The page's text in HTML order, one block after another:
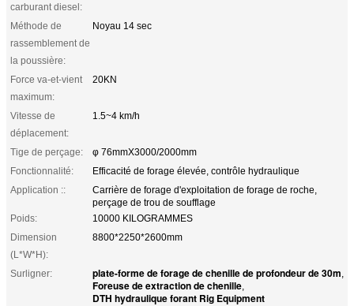
carburant diesel:
Méthode de
rassemblement de
la poussière:
Noyau 14 sec
Force va-et-vient
maximum:
20KN
Vitesse de
déplacement:
1.5~4 km/h
Tige de perçage:
φ 76mmX3000/2000mm
Fonctionnalité:
Efficacité de forage élevée, contrôle hydraulique
Application ::
Carrière de forage d'exploitation de forage de roche,
perçage de trou de soufflage
Poids:
10000 KILOGRAMMES
Dimension
(L*W*H):
8800*2250*2600mm
Surligner: plate-forme de forage de chenille de profondeur de 30m,
Foreuse de extraction de chenille,
DTH hydraulique forant Rig Equipment